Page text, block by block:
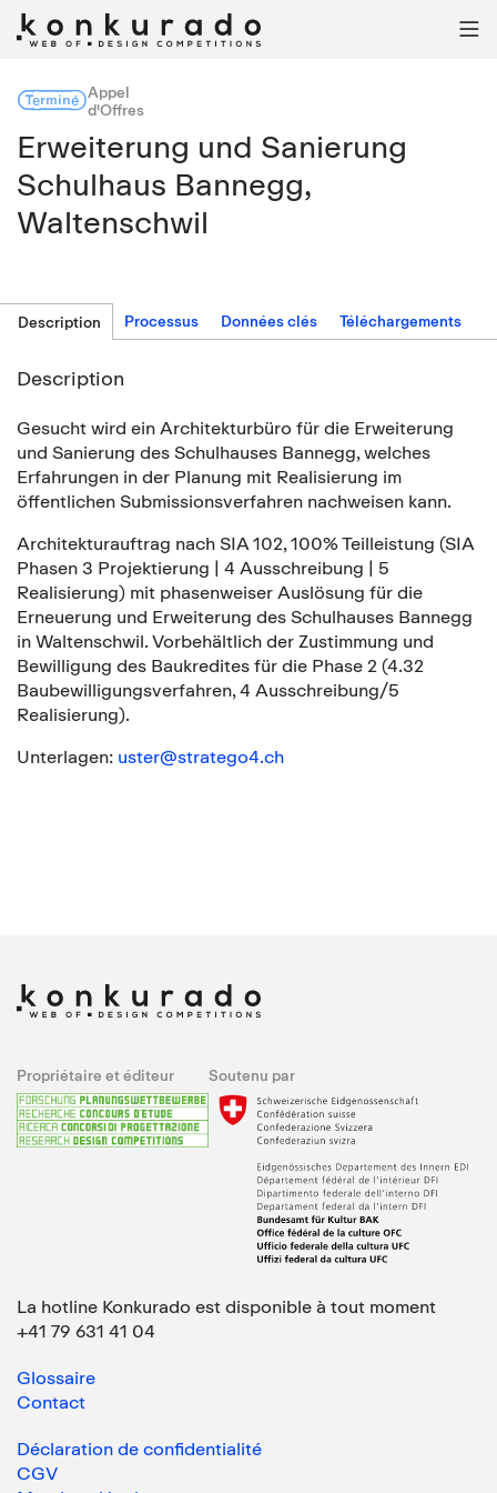

TerminéAppel
d'Offres
Erweiterung und Sanierung
Schulhaus Bannegg,
Waltenschwil
Description Processus Données clés Téléchargements
Description
Gesucht wird ein Architekturbüro für die Erweiterung
und Sanierung des Schulhauses Bannegg, welches
Erfahrungen in der Planung mit Realisierung im
öffentlichen Submissionsverfahren nachweisen kann.
Architekturauftrag nach SIA 102, 100% Teilleistung (SIA
Phasen 3 Projektierung | 4 Ausschreibung | 5
Realisierung) mit phasenweiser Auslösung für die
Erneuerung und Erweiterung des Schulhauses Bannegg
in Waltenschwil. Vorbehältlich der Zustimmung und
Bewilligung des Baukredites für die Phase 2 (4.32
Baubewilligungsverfahren, 4 Ausschreibung/5
Realisierung).
Unterlagen: uster@stratego4.ch
Propriétaire et éditeur Soutenu par
La hotline Konkurado est disponible à tout moment
+41 79 631 41 04
Glossaire
Contact
Déclaration de confidentialité
CGV